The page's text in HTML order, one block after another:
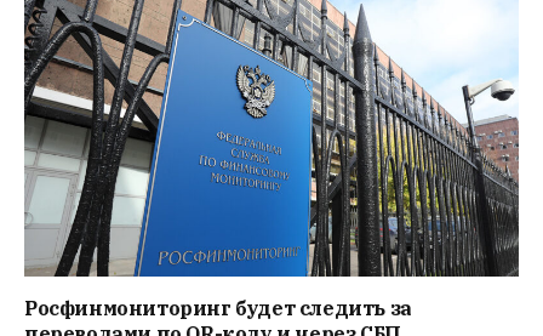
Росфинмониторинг будет следить за